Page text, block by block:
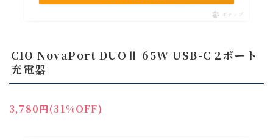
ポチップ
CIO NovaPort DUOⅡ 65W USB-C 2ポート
充電器
3,780円(31%OFF)